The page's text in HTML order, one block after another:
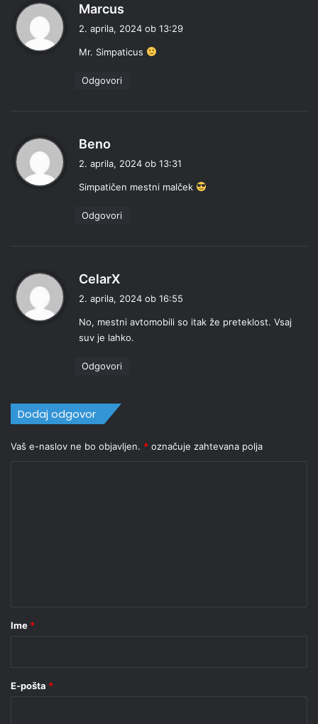
Marcus
v
2. aprila, 2024 ob 13:29
Mr. Simpaticus
Odgovori
Beno
v
:
2. aprila, 2024 ob 13:31
Simpatičen mestni malček
Odgovori
CelarX
v
i
2. aprila, 2024 ob 16:55
No, mestni avtomobili so itak že preteklost. Vsaj
suv je lahko.
Odgovori
Dodaj odgovor
Vaš e-naslov ne bo objavljen. * označuje zahtevana polja
rIme *
E-pošta *